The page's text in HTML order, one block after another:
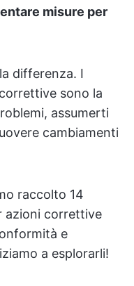
misure per
differenza. I
sono la
assumerti
cambiamenti
raccolto 14
azioni correttive
e
a esplorarli!